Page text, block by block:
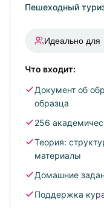
Пешеходный
Идеально для
Жителей других
Занятых людей,
Новичков и
Что входит:
Документ об
образца
256
Теория:
материалы
Домашние
Поддержка